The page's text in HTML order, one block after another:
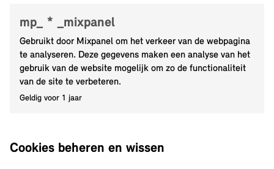
mp_ * _mixpanel
Gebruikt door Mixpanel om het verkeer van de webpagina
te analyseren. Deze gegevens maken een analyse van het
gebruik van de website mogelijk om zo de functionaliteit
van de site te verbeteren.
Geldig voor 1 jaar
Cookies beheren en wissen